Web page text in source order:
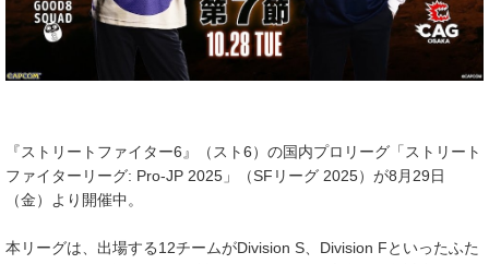
『ストリートファイター6』（スト6）の国内プロリーグ「ストリート
ファイターリーグ: Pro-JP 2025」（SFリーグ 2025）が8月29日
（金）より開催中。
本リーグは、出場する12チームがDivision S、Division Fといったふた